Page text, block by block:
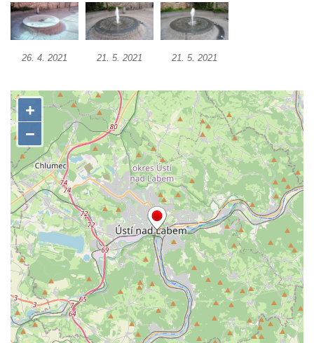
Kašna na návsi ve Strupčicích
Studna u kostela Narození Panny Marie v
Libochovanech
Masaryka v České Lípě
Kašna na Mírovém náměstí v Postoloprtech
Bývalá kašna u křižovatky v Mostecké ulici
před domem čp. 2150 v Litvínově
Kamenná nádrž na vodu před kostelem
svatých Šimona a Judy v Lipové u Šluknova
Kašna na náměstí ve Chřibské
Kašna v bývalém parku ve Sládkově ulici u
Domova seniorů v České Kamenici
Fontána u podchodu na konci promenády u
hlavního nádraží v Ústí nad Labem
Fontána se slunečními hodinami na
26. 4. 2021 21. 5. 2021 21. 5. 2021